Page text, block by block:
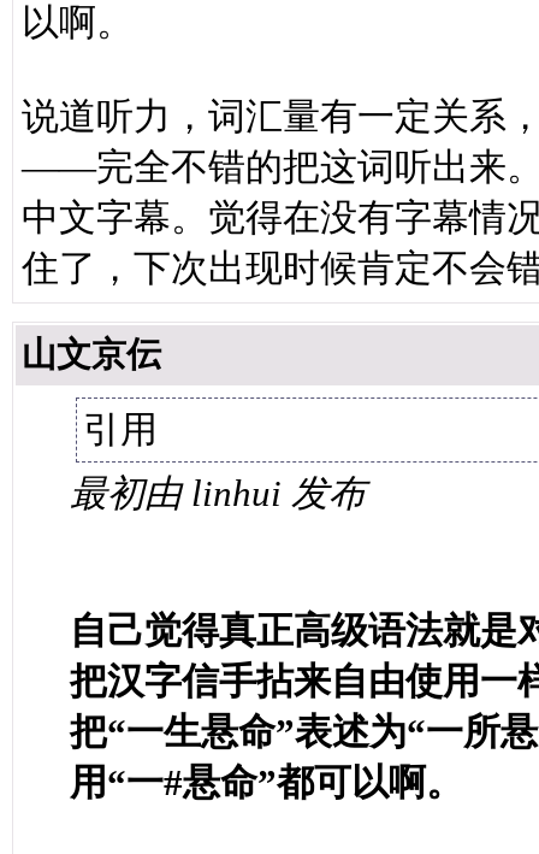
以啊。
说道听力，词汇量有一定关系
——完全不错的把这词听出来
中文字幕。觉得在没有字幕情
住了，下次出现时候肯定不会
山文京伝
引用
最初由 linhui 发布
自己觉得真正高级语法就是
把汉字信手拈来自由使用一
把“一生悬命”表述为“一所
用“一#悬命”都可以啊。